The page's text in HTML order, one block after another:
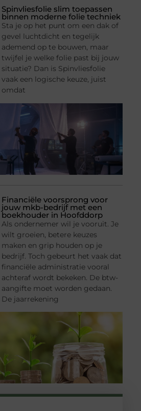
Spinvliesfolie slim toepassen
binnen moderne folie techniek
Sta je op het punt om een dak of
gevel luchtdicht en tegelijk
ademend op te bouwen, maar
twijfel je welke folie past bij jouw
situatie? Dan is Spinvliesfolie
vaak een logische keuze, juist
omdat
Financiële voorsprong voor
jouw mkb-bedrijf met een
boekhouder in Hoofddorp
Als ondernemer wil je vooruit. Je
wilt groeien, betere keuzes
maken en grip houden op je
bedrijf. Toch gebeurt het vaak dat
financiële administratie vooral
achteraf wordt bekeken. De btw-
aangifte moet worden gedaan.
De jaarrekening